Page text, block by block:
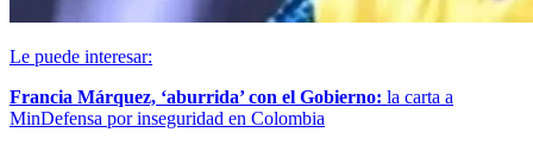
Le puede interesar:
Francia Márquez, ‘aburrida’ con el Gobierno: la carta a
MinDefensa por inseguridad en Colombia